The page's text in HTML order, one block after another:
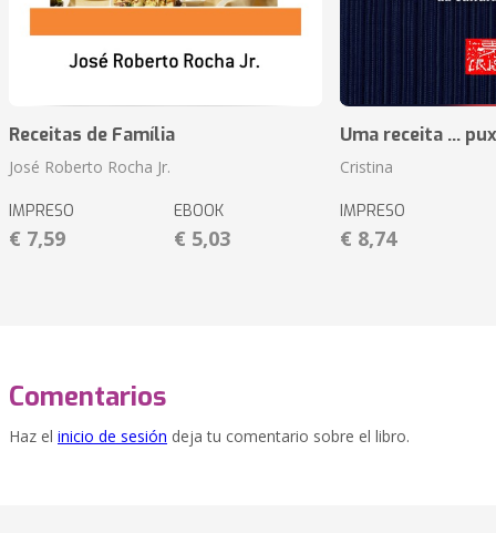
Receitas de Família
José Roberto Rocha Jr.
IMPRESO
€ 7,59
EBOOK
€ 5,03
Uma receita ...
Cristina
IMPRESO
€ 8,74
Comentarios
Haz el inicio de sesión deja tu comentario sobre el libro.